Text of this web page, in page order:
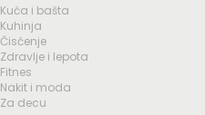
Kuća i bašta
Kuhinja
Čisćenje
Zdravlje i lepota
Fitnes
Nakit i moda
Za decu